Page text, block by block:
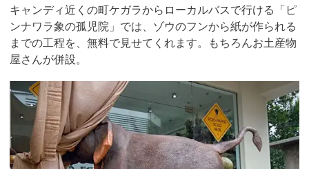
キャンディ近くの町ケガラからローカルバスで行ける「ピ
ンナワラ象の孤児院」では、ゾウのフンから紙が作られる
までの工程を、無料で見せてくれます。もちろんお土産物
屋さんが併設。